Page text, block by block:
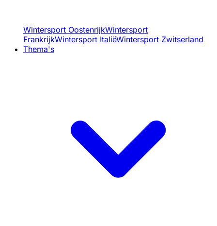
Wintersport OostenrijkWintersport
FrankrijkWintersport ItaliëWintersport Zwitserland
Thema's